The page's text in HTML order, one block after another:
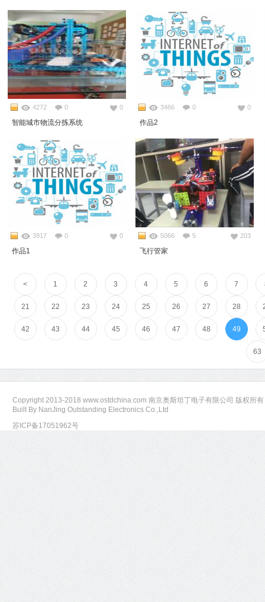
4272 0 0
智能城市物流分拣系统
3466 0 0
作品2
3917 0 0
作品1
5066 5 203
飞行管家
< 1 2 3 4 5 6 7
21 22 23 24 25 26 27 28
42 43 44 45 46 47 48 49
63
Copyright 2013-2018 www.ostdchina.com 南京奥斯坦丁电子有限公司 版权所
Built By NanJing Outstanding Electronics Co.,Ltd
苏ICP备17051962号